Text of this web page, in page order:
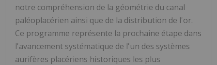
notre compréhension de la géométrie du canal
paléoplacérien ainsi que de la distribution de l'or.
Ce programme représente la prochaine étape dans
l'avancement systématique de l'un des systèmes
aurifères placériens historiques les plus